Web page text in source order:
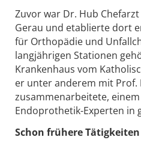
Zuvor war Dr. Hub
Gerau und etablierte dort
für Orthopädie und
langjährigen Stationen
Krankenhaus vom
er unter anderem mit Prof.
zusammenarbeitete,
Endoprothetik-Experten in
Schon frühere